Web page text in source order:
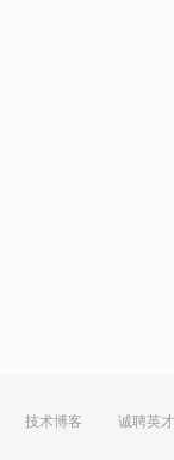
技术博客 诚聘英才